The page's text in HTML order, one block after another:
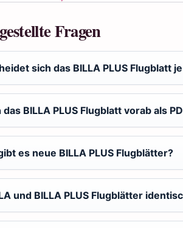
Fragen
sich das BILLA PLUS Flugblatt
das BILLA PLUS Flugblatt vorab als
es neue BILLA PLUS Flugblätter?
und BILLA PLUS Flugblätter